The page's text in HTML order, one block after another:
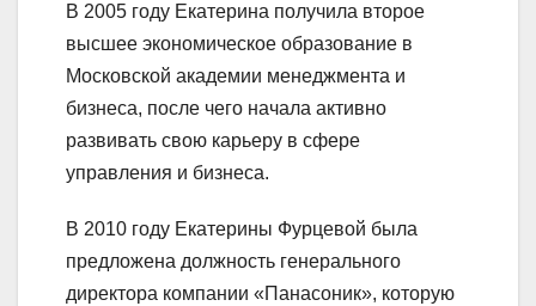
В 2005 году Екатерина получила второе
высшее экономическое образование в
Московской академии менеджмента и
бизнеса, после чего начала активно
развивать свою карьеру в сфере
управления и бизнеса.
В 2010 году Екатерины Фурцевой была
предложена должность генерального
директора компании «Панасоник», которую